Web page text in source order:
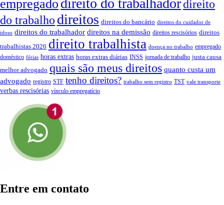
empregado direito do trabalhadordireito
do trabalho direitos direitos do bancário direitos do cuidador de
idoso direitos do trabalhador direitos na demissão direitos rescisórios direitos
trabalhistas 2026 direito trabalhista doença no trabalho empregado
doméstico férias horas extras horas extras diárias INSS jornada de trabalho justa causa
melhor advogado quais são meus direitos quanto custa um
advogado registro STF tenho direitos? trabalho sem registro TST vale transporte
verbas rescisórias vínculo empregatício
Entre em contato